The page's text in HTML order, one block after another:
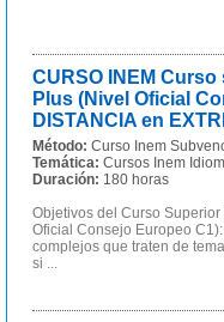
CURSO INEM
Plus (Nivel Oficial
DISTANCIA en
Método: Curso Inem
Temática: Cursos Inem
Duración: 180 horas
Objetivos del Curso Superior
Oficial Consejo Europeo
complejos que traten de
si ...